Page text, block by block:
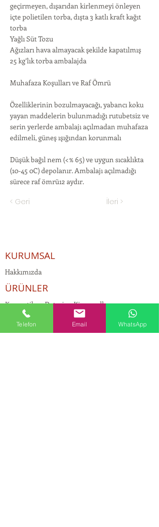
geçirmeyen, dışarıdan kirlenmeyi önleyen
içte polietilen torba, dışta 3 katlı kraft kağıt
torba
Yağlı Süt Tozu
Ağızları hava almayacak şekilde kapatılmış
25 kg’lık torba ambalajda
Muhafaza Koşulları ve Raf Ömrü
Özelliklerinin bozulmayacağı, yabancı koku
yayan maddelerin bulunmadığı rutubetsiz ve
serin yerlerde ambalajı açılmadan muhafaza
edilmeli, güneş ışığından korunmalı
Düşük bağıl nem (<% 65) ve uygun sıcaklıkta
(10-45 0C) depolanır. Ambalajı açılmadığı
sürece raf ömrü12 aydır.
< Geri İleri >
KURUMSAL
Hakkımızda
ÜRÜNLER
Kozmetik ve Deterjan Kimyasalları
İnsan Kaynakları
Kişisel Verilerin Korunması
Telefon Email WhatsApp